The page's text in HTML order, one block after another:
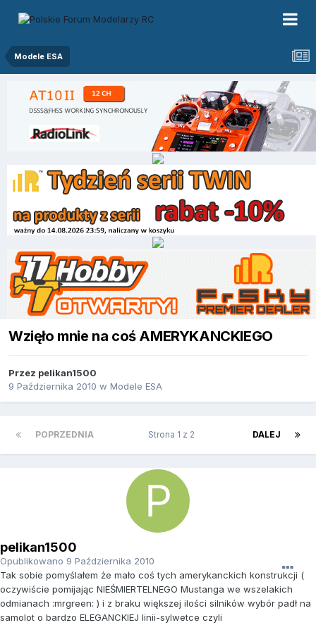
Modele ESA
Wzięło mnie na coś AMERYKANCKIEGO
Przez pelikan1500
9 Października 2010 w Modele ESA
POPRZEDNIA DALEJ
Strona 1 z 2
pelikan1500
Opublikowano 9 Października 2010
Tak sobie pomyślałem że mało coś tych amerykanckich konstrukcji (
oczywiście pomijając NIEŚMIERTELNEGO Mustanga we wszelakich
odmianach :mrgreen: ) i z braku większej ilości silników wybór padł na
samolot o bardzo ELEGANCKIEJ linii-sylwetce czyli